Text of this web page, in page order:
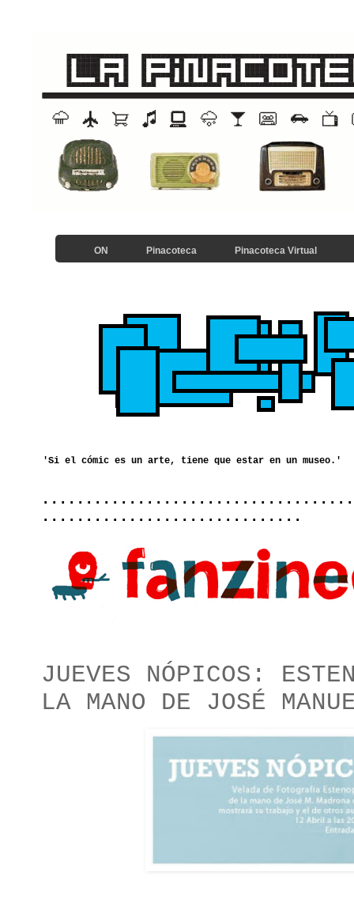
ON Pinacoteca Pinacoteca Virtual
..............................
JUEVES NÓPICOS:
LA MANO DE JOSÉ